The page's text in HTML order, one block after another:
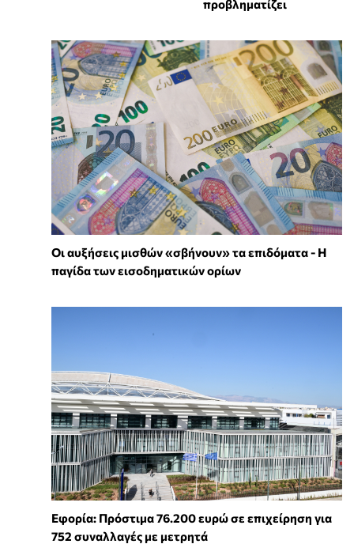
προβληματίζει
Οι αυξήσεις μισθών «σβήνουν» τα επιδόματα - Η
παγίδα των εισοδηματικών ορίων
Εφορία: Πρόστιμα 76.200 ευρώ σε επιχείρηση για
752 συναλλαγές με μετρητά